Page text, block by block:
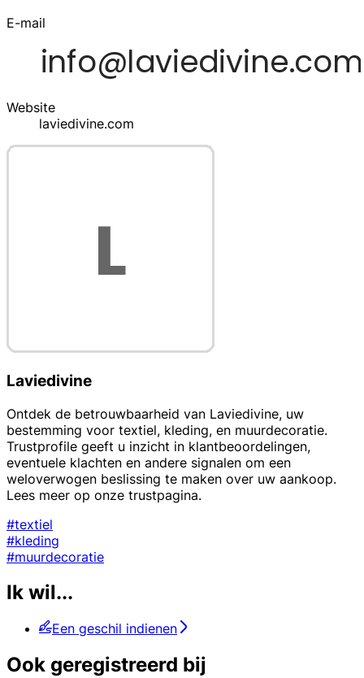
E-mail
Website
laviedivine.com
Laviedivine
Ontdek de betrouwbaarheid van Laviedivine, uw
bestemming voor textiel, kleding, en muurdecoratie.
Trustprofile geeft u inzicht in klantbeoordelingen,
eventuele klachten en andere signalen om een
weloverwogen beslissing te maken over uw aankoop.
Lees meer op onze trustpagina.
#textiel
#kleding
#muurdecoratie
Ik wil...
Een geschil indienen
Ook geregistreerd bij